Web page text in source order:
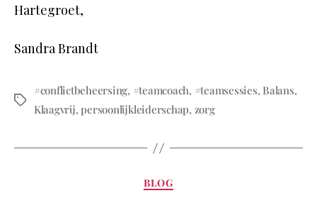
Hartegroet,
Sandra Brandt
#conflictbeheersing, #teamcoach, #teamsessies, Balans,
Klaagvrij,persoonlijkleiderschap, zorg
BLOG